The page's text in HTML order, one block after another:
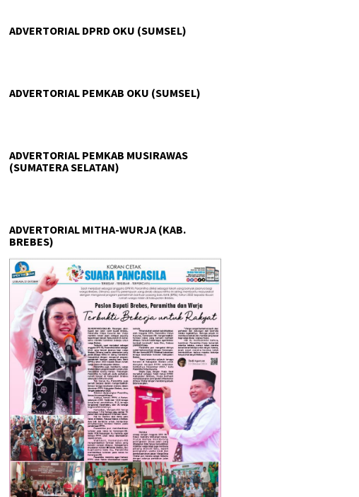
ADVERTORIAL DPRD OKU (SUMSEL)
ADVERTORIAL PEMKAB OKU (SUMSEL)
ADVERTORIAL PEMKAB MUSIRAWAS
(SUMATERA SELATAN)
ADVERTORIAL MITHA-WURJA (KAB.
BREBES)